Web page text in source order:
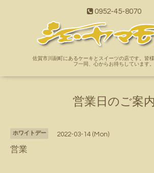
0952-45-8070
佐賀市川副町にあるケーキとスイーツの店です。皆
フ一同、心からお待ちしています。
営業日のご案内
ホワイトデー 2022-03-14 (Mon)
営業